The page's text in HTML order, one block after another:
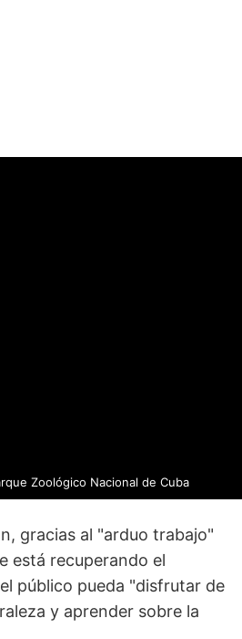
Zoológico Nacional de Cuba
gracias al "arduo trabajo"
está recuperando el
público pueda "disfrutar de
y aprender sobre la